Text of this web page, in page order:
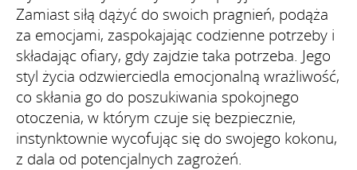
Zamiast siłą dążyć do swoich pragnień, podąża
za emocjami, zaspokajając codzienne potrzeby i
składając ofiary, gdy zajdzie taka potrzeba. Jego
styl życia odzwierciedla emocjonalną wrażliwość,
co skłania go do poszukiwania spokojnego
otoczenia, w którym czuje się bezpiecznie,
instynktownie wycofując się do swojego kokonu,
z dala od potencjalnych zagrożeń.